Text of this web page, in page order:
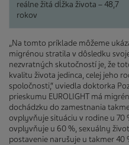
reálne žitá dĺžka života – 48,7
rokov
„Na tomto príklade môžeme
migrénou stratila v dôsledku
nezvratných skutočností je, že
kvalitu života jedinca, celej jeho
spoločnosti,“ uviedla doktorka
prieskumu EUROLIGHT má
dochádzku do zamestnania
ovplyvňuje situáciu v rodine u
ovplyvňuje u 60 %, sexuálny
postavenie narušuje u takmer 40